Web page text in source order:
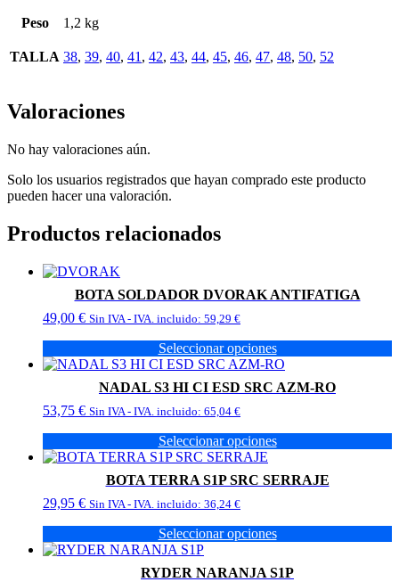
Peso 1,2 kg
TALLA 38, 39, 40, 41 , 42, 43, 44, 45, 46, 47, 48, 50, 52
Valoraciones
No hay valoraciones aún.
Solo los usuarios registrados que hayan comprado este producto
pueden hacer una valoración.
Productos relacionados
BOTA SOLDADOR DVORAK ANTIFATIGA
49,00 € Sin IVA - IVA. incluido: 59,29 €
Seleccionar opciones
Este
múltiples
opciones
elegir
en
la
página
NADAL S3 HI CI ESD SRC AZM-RO
53,75 € Sin IVA - IVA. incluido: 65,04 €
Seleccionar opciones
Este
múltiples
opciones
BOTA TERRA S1P SRC SERRAJE
29,95 € Sin IVA - IVA. incluido: 36,24 €
Seleccionar opciones
Este
RYDER NARANJA S1P